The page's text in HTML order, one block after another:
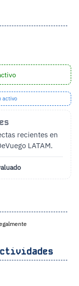
activo
recientes en
LATAM.